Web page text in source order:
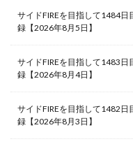
サイドFIREを目指して1484
録【2026年8月5日】
サイドFIREを目指して1483
録【2026年8月4日】
サイドFIREを目指して1482
録【2026年8月3日】